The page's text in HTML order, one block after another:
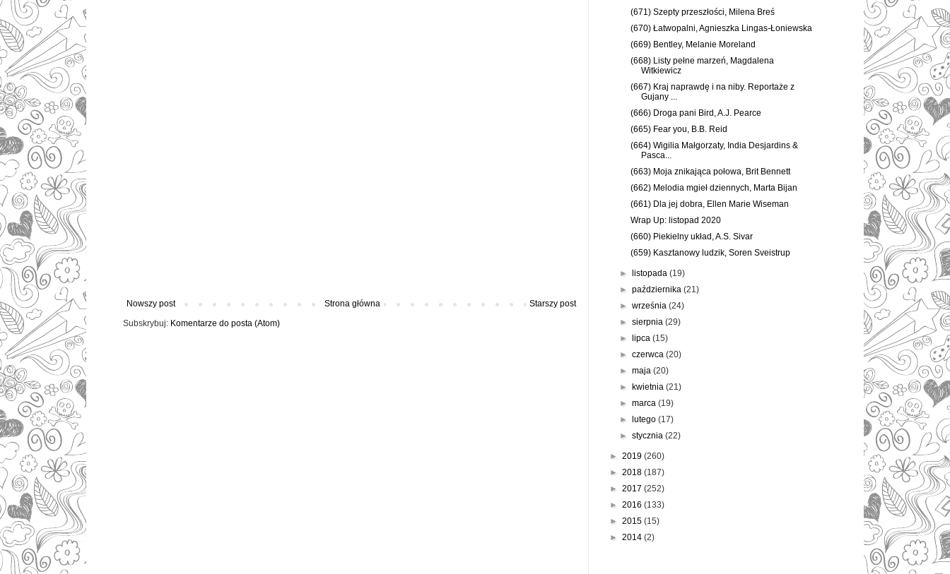
Nowszy post Starszy post
Strona główna
Subskrybuj: Komentarze do posta (Atom)
(671) Szepty przeszłości, Milena Breś
(670) Łatwopalni, Agnieszka Lingas-Łoniewska
(669) Bentley, Melanie Moreland
(668) Listy pełne marzeń, Magdalena
Witkiewicz
(667) Kraj naprawdę i na niby. Reportaże z
Gujany ...
(666) Droga pani Bird, A.J. Pearce
(665) Fear you, B.B. Reid
(664) Wigilia Małgorzaty, India Desjardins &
Pasca...
(663) Moja znikająca połowa, Brit Bennett
(662) Melodia mgieł dziennych, Marta Bijan
(661) Dla jej dobra, Ellen Marie Wiseman
Wrap Up: listopad 2020
(660) Piekielny układ, A.S. Sivar
(659) Kasztanowy ludzik, Soren Sveistrup
► listopada(19)
►października(21)
►września(24)
►sierpnia(29)
►
lipca(15)
►czerwca(20)
►maja(20)
► kwietnia(21)
►marca(19)
►
lutego(17)
►stycznia(22)
► 2019 (260)
► 2018 (187)
► 2017 (252)
► 2016 (133)
► 2015 (15)
► 2014 (2)